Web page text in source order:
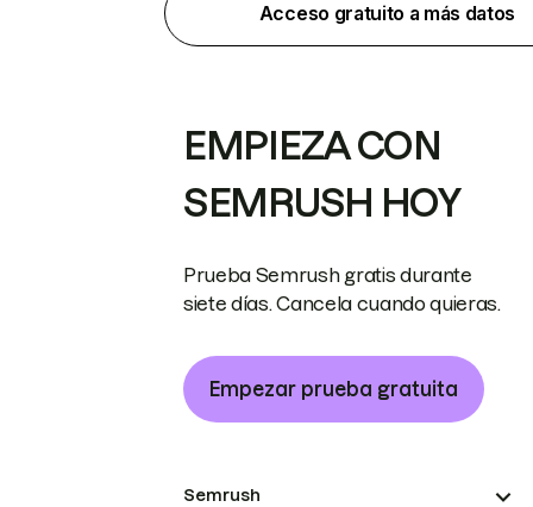
Acceso gratuito a más datos
EMPIEZA CON
SEMRUSH HOY
Prueba Semrush gratis durante
siete días. Cancela cuando quieras.
Empezar prueba gratuita
Semrush